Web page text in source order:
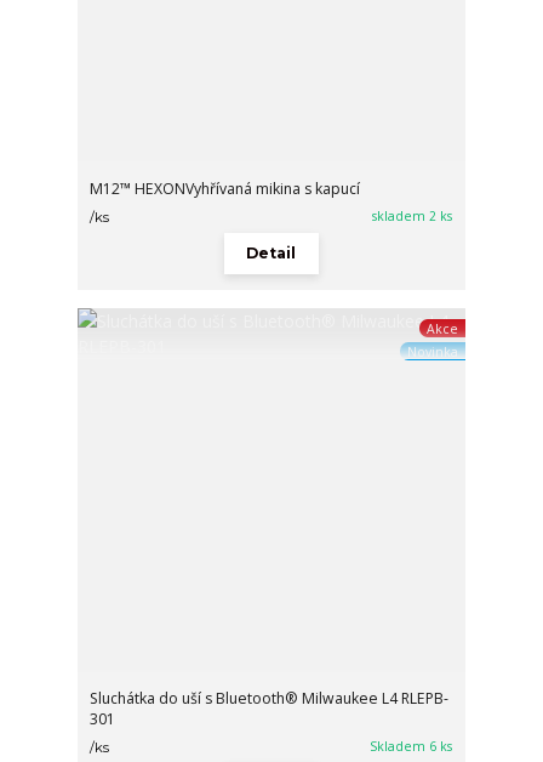
M12™ HEXONVyhřívaná mikina s kapucí
/ks skladem 2 ks
Detail
Akce
Novinka
Sluchátka do uší s Bluetooth® Milwaukee L4 RLEPB-
301
/ks Skladem 6 ks